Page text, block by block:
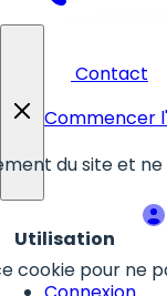
Contact
Commencer
du site et
Utilisation
cookie pour ne